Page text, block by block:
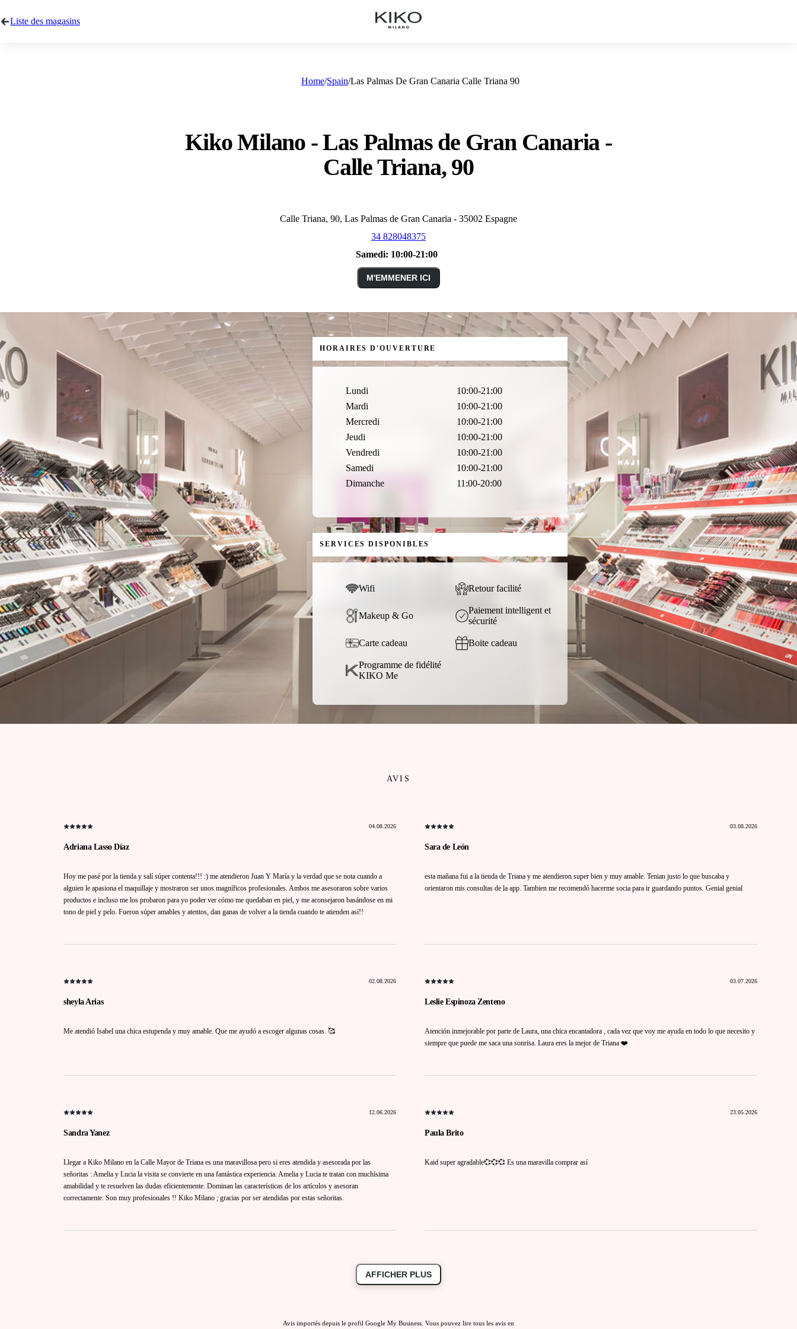
Liste des magasins
Home Spain Las Palmas De Gran Canaria Calle Triana 90
Kiko Milano - Las Palmas de Gran Canaria -
Calle Triana, 90
Calle Triana, 90, Las Palmas de Gran Canaria - 35002 Espagne
34 828048375
Samedi: 10:00-21:00
M'EMMENER ICI
HORAIRES D'OUVERTURE
Lundi
10:00-21:00
Mardi
10:00-21:00
Mercredi
10:00-21:00
Jeudi
10:00-21:00
Vendredi
10:00-21:00
Samedi
10:00-21:00
Dimanche
11:00-20:00
SERVICES DISPONIBLES
Wifi Retour facilité
Makeup & Go
Paiement intelligent et
sécurité
Carte cadeau Boite cadeau
Programme de fidélité
KIKO Me
AVIS
04.08.2026
Adriana Lasso Díaz
Hoy me pasé por la tienda y salí súper contenta!!! :) me atendieron Juan Y María y la verdad que se nota cuando a
alguien le apasiona el maquillaje y mostraron ser unos magníficos profesionales. Ambos me asesoraron sobre varios
productos e incluso me los probaron para yo poder ver cómo me quedaban en piel, y me aconsejaron basándose en mi
tono de piel y pelo. Fueron súper amables y atentos, dan ganas de volver a la tienda cuando te atienden así!!
03.08.2026
Sara de León
esta mañana fui a la tienda de Triana y me atendieron super bien y muy amable. Tenian justo lo que buscaba y
orientaron mis consultas de la app. Tambien me recomendó hacerme socia para ir guardando puntos. Genial genial
02.08.2026
sheyla Arias
Me atendió Isabel una chica estupenda y muy amable. Que me ayudó a escoger algunas cosas. 🥰
03.07.2026
Leslie Espinoza Zenteno
Atención inmejorable por parte de Laura, una chica encantadora , cada vez que voy me ayuda en todo lo que necesito y
siempre que puede me saca una sonrisa. Laura eres la mejor de Triana ❤️
12.06.2026
Sandra Yanez
Llegar a Kiko Milano en la Calle Mayor de Triana es una maravillosa pero si eres atendida y asesorada por las
señoritas : Amelia y Lucia la visita se convierte en una fantástica experiencia. Amelia y Lucia te tratan con muchísima
amabilidad y te resuelven las dudas eficientemente. Dominan las características de los artículos y asesoran
correctamente. Son muy profesionales !! Kiko Milano ; gracias por ser atendidas por estas señoritas.
23.05.2026
Paula Brito
Kaid super agradable💞💞💞 Es una maravilla comprar así
AFFICHER PLUS
Avis importés depuis le profil Google My Business. Vous pouvez lire tous les avis en